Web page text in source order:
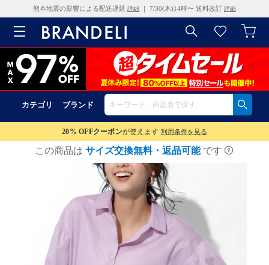
熊本地震の影響による配送遅延 詳細 ｜ 7/30(木)14時〜 送料改訂 詳細
カテゴリ ブランド
20% OFFクーポンが使えます 利用条件を見る
この商品は サイズ交換無料・返品可能 です